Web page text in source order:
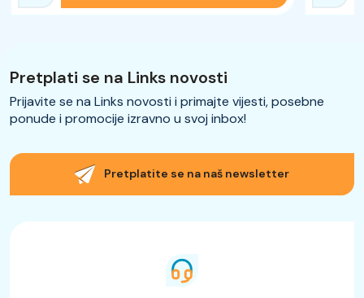
Pretplati se na Links novosti
Prijavite se na Links novosti i primajte vijesti, posebne
ponude i promocije izravno u svoj inbox!
Pretplatite se na naš newsletter